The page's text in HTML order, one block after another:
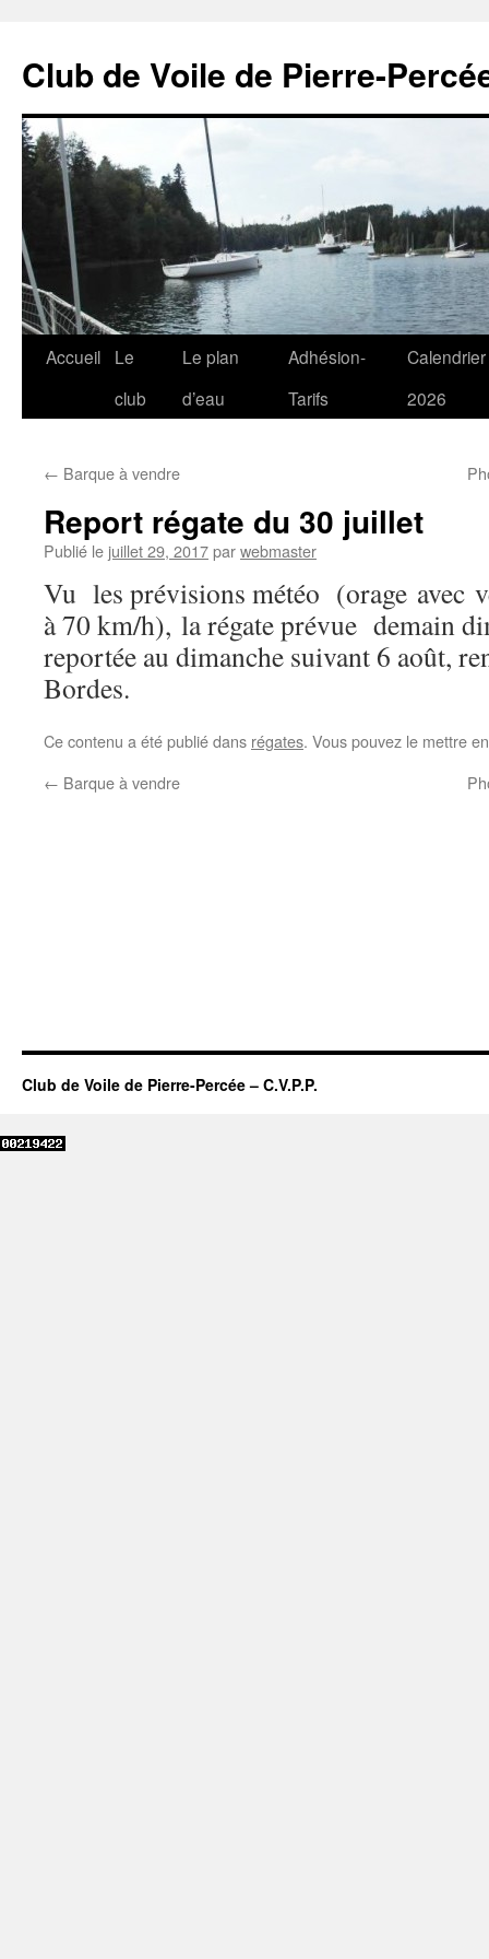
Club de Voile de Pierre-
Aller
Accueil
Le
club
Le plan
d’eau
Adhésion-
Tarifs
Calendrier
2026
← Barque à vendre
Report régate du 30 juillet
Publié le juillet 29, 2017parwebmaster
Vu les prévisions météo (orage avec
à 70 km/h), la régate prévue demain
reportée au dimanche suivant 6 août,
Bordes.
Ce contenu a été publié dans régates. Vous pouvez le mettre
← Barque à vendre
Club de Voile de Pierre-Percée – C.V.P.P.